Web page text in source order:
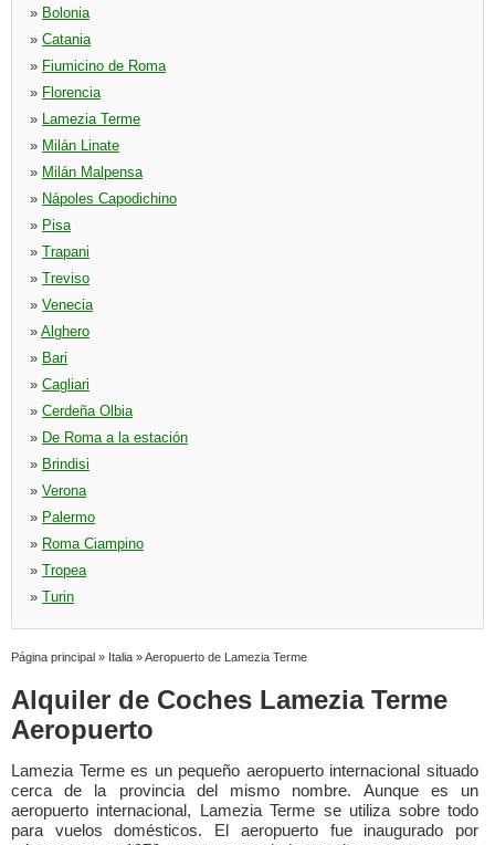
» Bolonia
» Catania
» Fiumicino de Roma
» Florencia
» Lamezia Terme
» Milán Linate
» Milán Malpensa
» Nápoles Capodichino
» Pisa
» Trapani
» Treviso
» Venecia
» Alghero
» Bari
» Cagliari
» Cerdeña Olbia
» De Roma a la estación
» Brindisi
» Verona
» Palermo
» Roma Ciampino
» Tropea
» Turin
Página principal » Italia »Aeropuerto de Lamezia Terme
Alquiler de Coches Lamezia Terme
Aeropuerto
Lamezia Terme es un pequeño aeropuerto internacional situado
cerca de la provincia del mismo nombre. Aunque es un
aeropuerto internacional, Lamezia Terme se utiliza sobre todo
para vuelos domésticos. El aeropuerto fue inaugurado por